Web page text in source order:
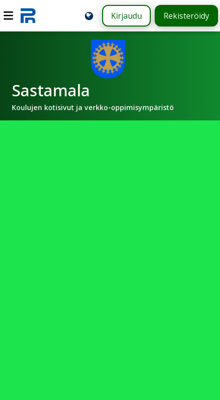
Kirjaudu Rekisteröidy
Sastamala
Koulujen kotisivut ja verkko-oppimisympäristö